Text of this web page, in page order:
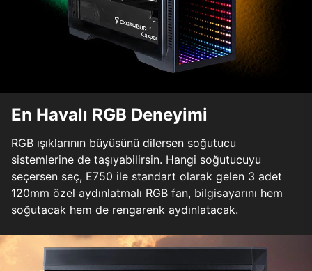
En Havalı RGB Deneyimi
RGB ışıklarının büyüsünü dilersen soğutucu
sistemlerine de taşıyabilirsin. Hangi soğutucuyu
seçersen seç, E750 ile standart olarak gelen 3 adet
120mm özel aydınlatmalı RGB fan, bilgisayarını hem
soğutacak hem de rengarenk aydınlatacak.